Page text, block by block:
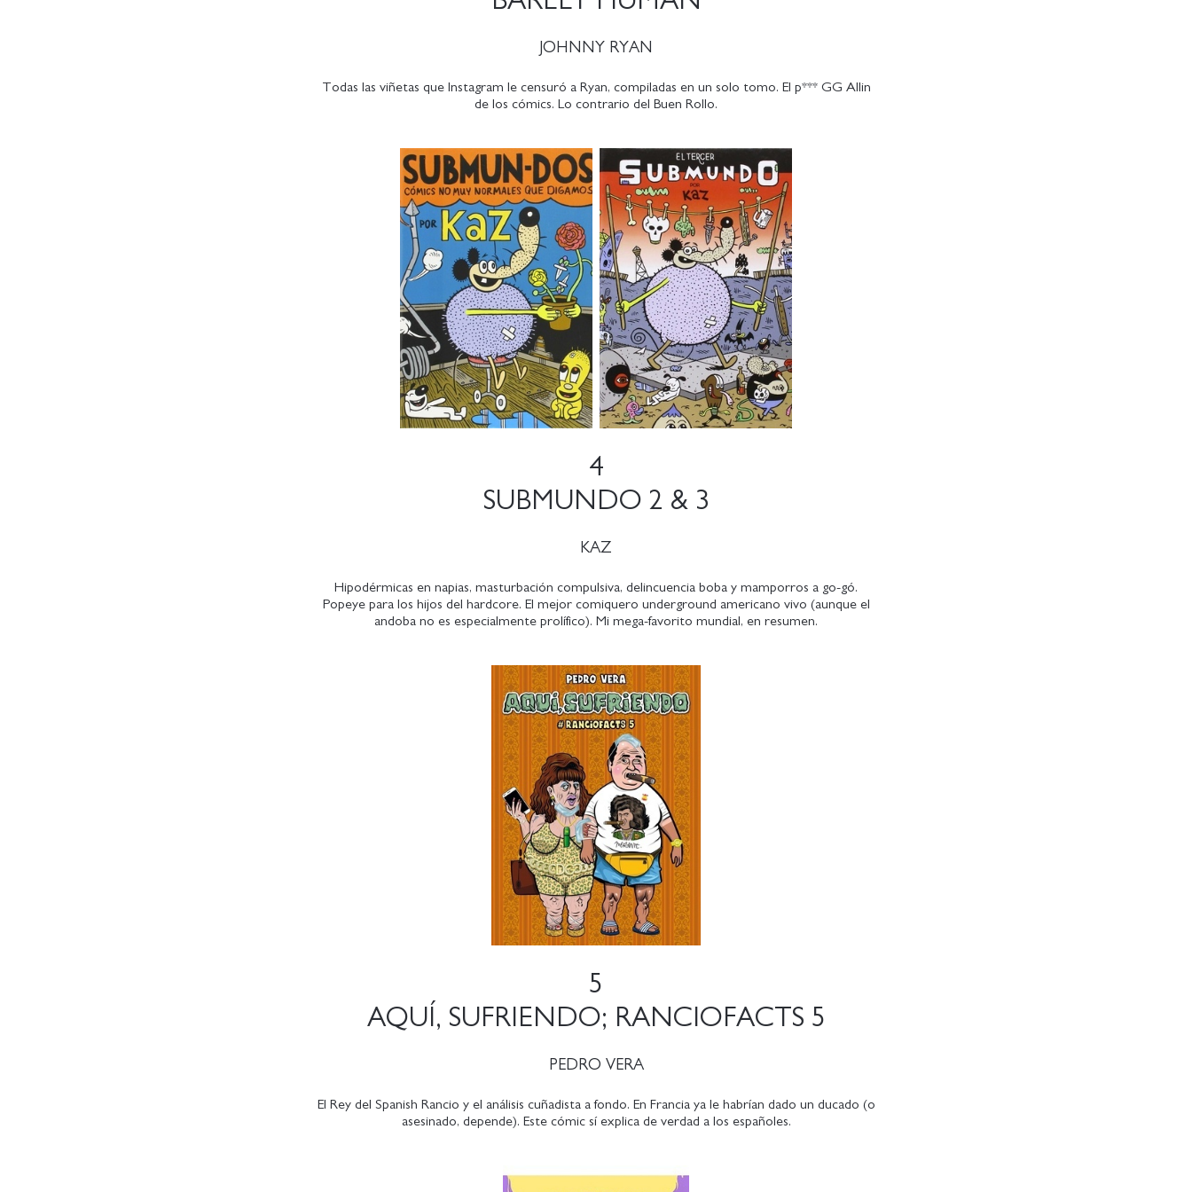
JOHNNY RYAN
Todas las viñetas que Instagram le censuró a Ryan, compiladas en un solo tomo. El p*** GG Allin
de los cómics. Lo contrario del Buen Rollo.
4
SUBMUNDO 2 & 3
KAZ
Hipodérmicas en napias, masturbación compulsiva, delincuencia boba y mamporros a go-gó.
Popeye para los hijos del hardcore. El mejor comiquero underground americano vivo (aunque el
andoba no es especialmente prolífico). Mi mega-favorito mundial, en resumen.
5
AQUÍ, SUFRIENDO; RANCIOFACTS 5
PEDRO VERA
El Rey del Spanish Rancio y el análisis cuñadista a fondo. En Francia ya le habrían dado un ducado (o
asesinado, depende). Este cómic sí explica de verdad a los españoles.